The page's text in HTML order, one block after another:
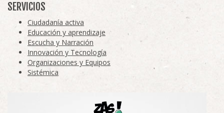
SERVICIOS
Ciudadanía activa
Educación y aprendizaje
Escucha y Narración
Innovación y Tecnología
Organizaciones y Equipos
Sistémica